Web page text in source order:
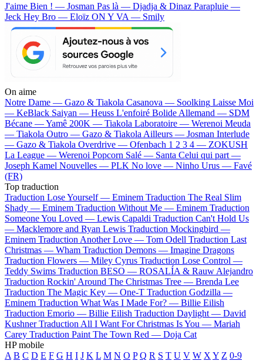
J'aime Bien ! — Josman Pas là — Djadja & Dinaz Parapluie —
Jeck Hey Bro — Eloïz ON Y VA — Smily
On aime
Notre Dame — Gazo & Tiakola Casanova — Soolking Laisse Moi
— KeBlack Saiyan — Heuss L'enfoiré Bolide Allemand — SDM
Bécane —Yamê 200K — Tiakola Laboratoire — Werenoi Meuda
— Tiakola Outro — Gazo & Tiakola Ailleurs — Josman Interlude
— Gazo & Tiakola Overdrive — Ofenbach 1 2 3 4 — ZOKUSH
La League — Werenoi Popcorn Salé — Santa Celui qui part —
Joseph Kamel Nouvelles — PLK No love — Ninho Urus — Favé
(FR)
Top traduction
Traduction Lose Yourself — Eminem Traduction The Real Slim
Shady — Eminem Traduction Without Me — Eminem Traduction
Someone You Loved — Lewis Capaldi Traduction Can't Hold Us
— Macklemore and Ryan Lewis Traduction Mockingbird —
Eminem Traduction Another Love — Tom Odell Traduction Last
Christmas — Wham Traduction Demons — Imagine Dragons
Traduction Flowers — Miley Cyrus Traduction Lose Control —
Teddy Swims Traduction BESO — ROSALÍA & Rauw Alejandro
Traduction Rockin' Around The Christmas Tree — Brenda Lee
Traduction The Magic Key — One-T Traduction Godzilla —
Eminem Traduction What Was I Made For? — Billie Eilish
Traduction Emorio — Billie Eilish Traduction Daylight — David
Kushner Traduction All I Want For Christmas Is You — Mariah
Carey Traduction Paint The Town Red — Doja Cat
HP mobile
A B C D E F G H I J K L M N O P Q R S T U V W X Y Z 0-9